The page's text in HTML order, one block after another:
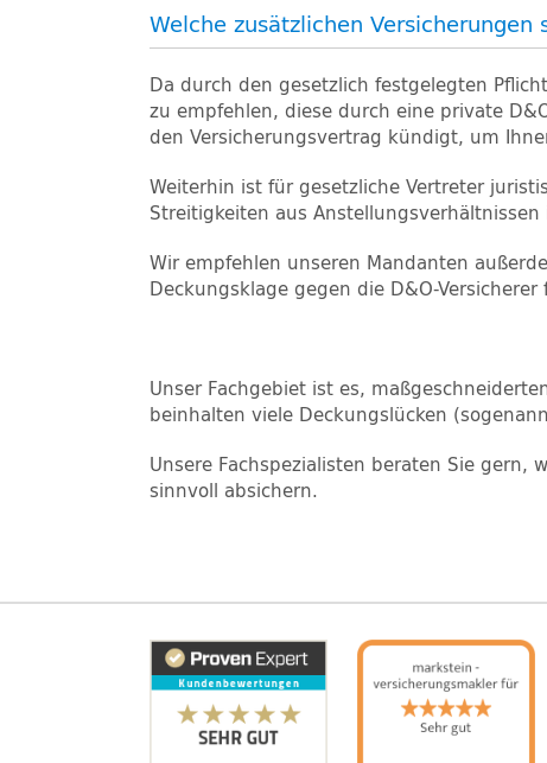
Welche zusätzlichen Versicherungen
Da durch den gesetzlich festgelegten
zu empfehlen, diese durch eine private
den Versicherungsvertrag kündigt, um
Weiterhin ist für gesetzliche Vertreter
Streitigkeiten aus
Wir empfehlen unseren Mandanten
Deckungsklage gegen die D&O-
Unser Fachgebiet ist es,
beinhalten viele Deckungslücken
Unsere Fachspezialisten beraten Sie gern,
sinnvoll absichern.